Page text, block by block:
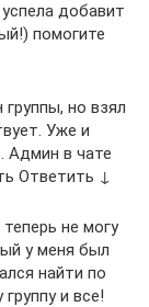
добавит
помогите
но взял
Уже и
Админ в чате
Ответить ↓
не могу
у меня был
найти по
и все!